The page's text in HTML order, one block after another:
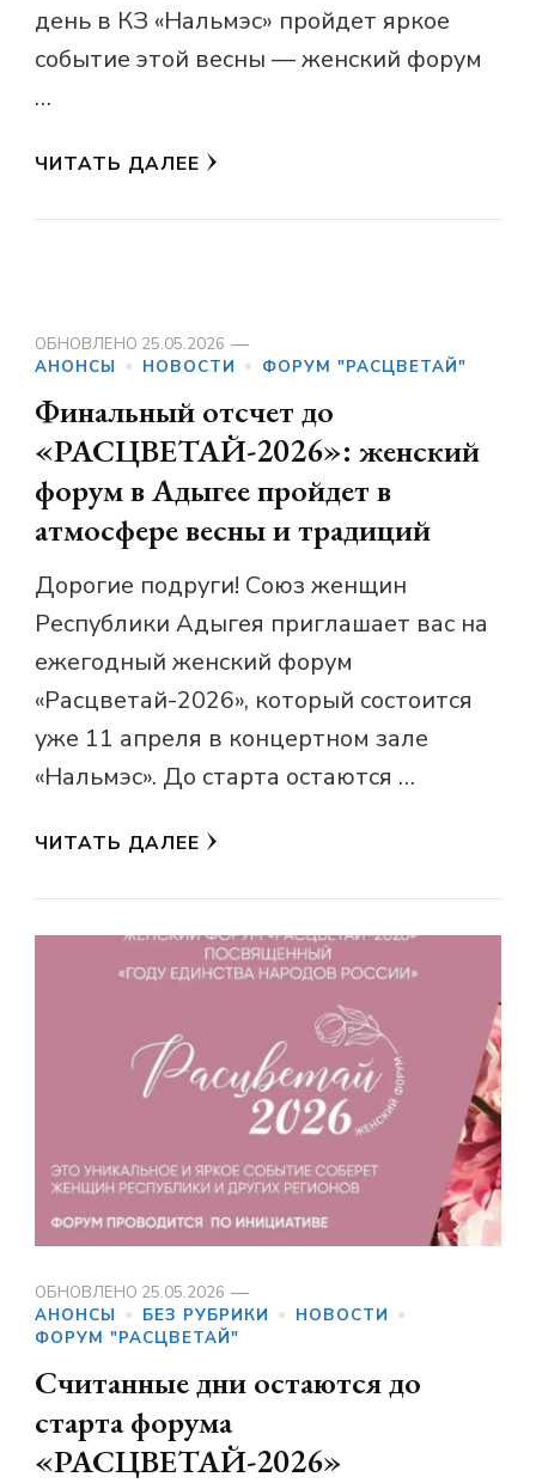
день в КЗ «Нальмэс» пройдет яркое
событие этой весны — женский форум
…
ЧИТАТЬ ДАЛЕЕ
ОБНОВЛЕНО 25.05.2026
АНОНСЫ
НОВОСТИ ФОРУМ "РАСЦВЕТАЙ"
Финальный отсчет до
«РАСЦВЕТАЙ-2026»: женский
форум в Адыгее пройдет в
атмосфере весны и традиций
Дорогие подруги! Союз женщин
Республики Адыгея приглашает вас на
ежегодный женский форум
«Расцветай-2026», который состоится
уже 11 апреля в концертном зале
«Нальмэс». До старта остаются …
ЧИТАТЬ ДАЛЕЕ
ОБНОВЛЕНО 25.05.2026
АНОНСЫ
БЕЗ РУБРИКИ
НОВОСТИ
ФОРУМ "РАСЦВЕТАЙ"
Считанные дни остаются до
старта форума
«РАСЦВЕТАЙ-2026»